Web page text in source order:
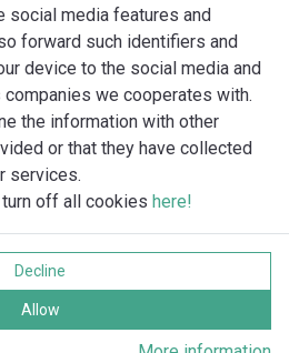
social media features and
forward such identifiers and
device to the social media and
we cooperates with.
the information with other
or that they have collected
services.
off all cookies here!
Decline
Allow